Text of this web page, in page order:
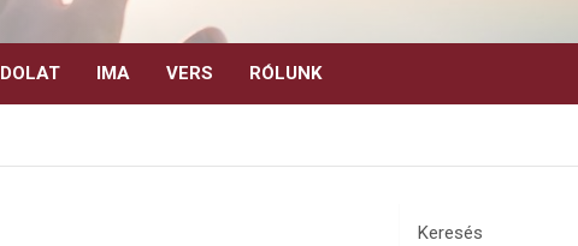
IMA VERS RÓLUNK
Keresés